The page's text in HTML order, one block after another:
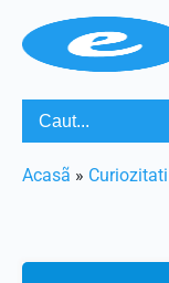
Acasã » Curiozitati